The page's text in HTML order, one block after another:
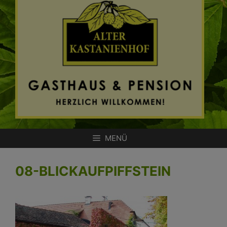
Zum
Inhalt
MENÜ
08-BLICKAUFPIFFSTEIN